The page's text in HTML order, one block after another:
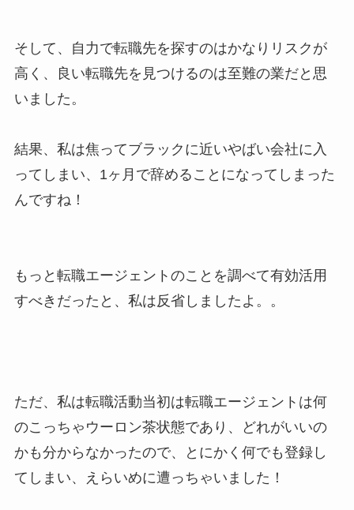
そして、自力で転職先を探すのはかなりリスクが
高く、良い転職先を見つけるのは至難の業だと思
いました。
結果、私は焦ってブラックに近いやばい会社に入
ってしまい、1ヶ月で辞めることになってしまった
んですね！
もっと転職エージェントのことを調べて有効活用
すべきだったと、私は反省しましたよ。。
ただ、私は転職活動当初は転職エージェントは何
のこっちゃウーロン茶状態であり、どれがいいの
かも分からなかったので、とにかく何でも登録し
てしまい、えらいめに遭っちゃいました！